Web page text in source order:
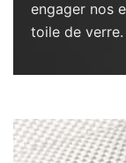
engager nos
toile de verre.